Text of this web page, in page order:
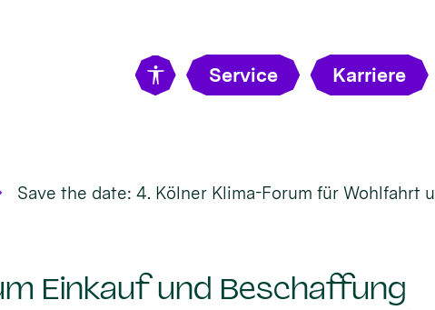
Service Karriere
Save the date: 4. Kölner Klima-Forum für Wohlfahrt
Einkauf und Beschaffung